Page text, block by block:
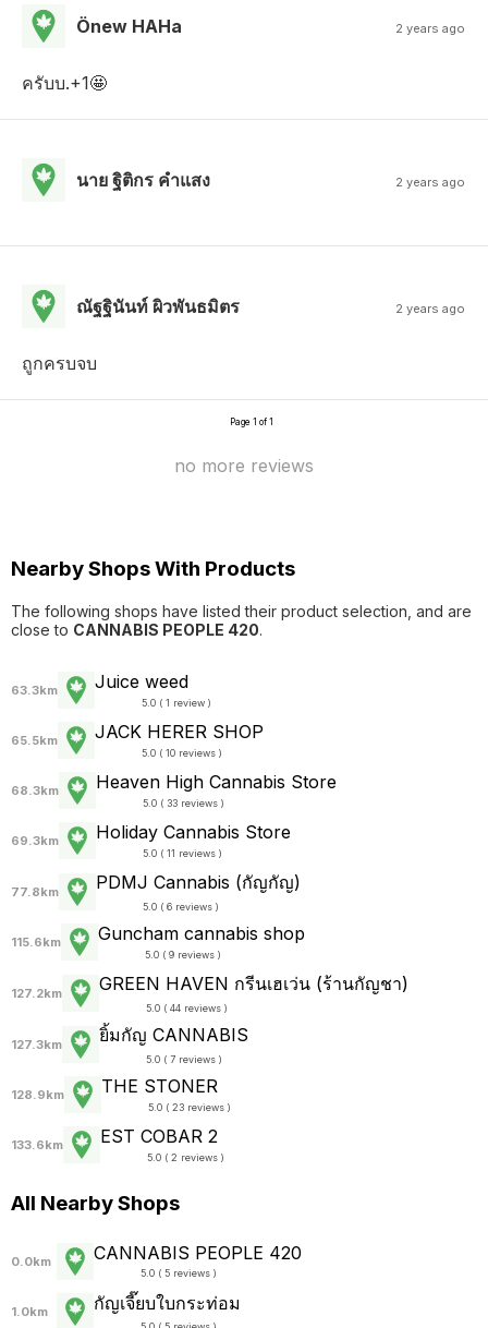
Önew HAHa 2 years ago
ครับบ.+1🤩
นาย ฐิติกร คําแสง 2 years ago
ณัฐฐินันท์ ผิวพันธมิตร 2 years ago
ถูกครบจบ
Page 1 of 1
no more reviews
Nearby Shops With Products
The following shops have listed their product selection, and are
close to CANNABIS PEOPLE 420.
63.3km Juice weed
5.0 ( 1 review )
65.5km JACK HERER SHOP
5.0 ( 10 reviews )
68.3km Heaven High Cannabis Store
5.0 ( 33 reviews )
69.3km Holiday Cannabis Store
5.0 ( 11 reviews )
77.8km PDMJ Cannabis (กัญกัญ)
5.0 ( 6 reviews )
115.6km Guncham cannabis shop
5.0 ( 9 reviews )
127.2km GREEN HAVEN กรีนเฮเว่น (ร้านกัญชา)
5.0 ( 44 reviews )
127.3km ยิ้มกัญ CANNABIS
5.0 ( 7 reviews )
128.9km THE STONER
5.0 ( 23 reviews )
133.6km EST COBAR 2
5.0 ( 2 reviews )
All Nearby Shops
0.0km CANNABIS PEOPLE 420
5.0 ( 5 reviews )
1.0km กัญเจี๊ยบใบกระท่อม